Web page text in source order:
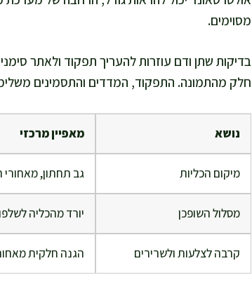
מסוימים.
בדיקות שתן ודם עוזרות להעריך תפקוד ולאתר
חלק מהתמונה. התפקוד, המדדים והתסמינים
נושא מאפיין מרכזי
מיקום הכליות גב תחתון, מאחורי
מסלול השופכן יורד מהכליה
קרבה לצלעות ולשרירים הגנה חלקית